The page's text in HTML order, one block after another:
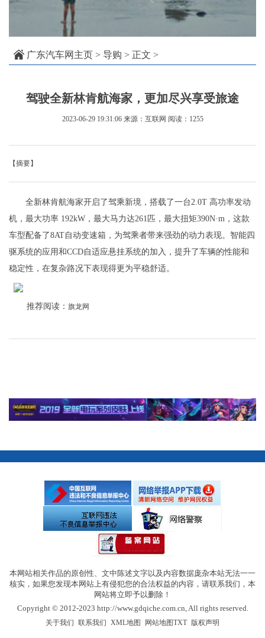
广东汽车网主页 > 导购 > 正文 >
驾驶全新林肯航海家，更加尽兴享受旅途
2023-06-29 19:31:06 来源：互联网 阅读：1255
【摘要】
全新林肯航海家开启了驾乘新境，搭载了一台2.0T 高功率发动
机，最大功率 192kW，最大马力达261匹，最大扭矩390N·m，这款
车型配备了8AT自动变速箱，为驾乘者带来强劲的动力表现。智能四
驱系统的应用和CCD自适应悬挂系统的加入，提升了车辆的性能和
稳定性，在复杂路况下表现得更为平稳舒适。
推荐阅读： 旗龙网
本网站相关作品的原创性、文中陈述文字以及内容数据庞杂本站无法一一
核实，如果您发现本网站上有侵犯您的合法权益的内容，请联系我们，本
网站将立即予以删除！
Copyright © 2012-2023 http://www.gdqiche.com.cn, All rights reserved.
关于我们 联系我们 XML地图 网站地图TXT| 版权声明